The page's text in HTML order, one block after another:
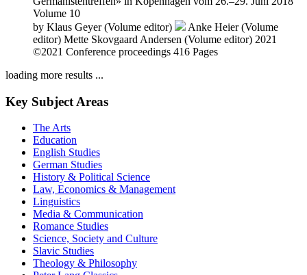
Volume 10
by Klaus Geyer (Volume editor)
Anke Heier (Volume
editor) Mette Skovgaard Andersen (Volume editor) 2021
©2021 Conference proceedings 416 Pages
loading more results ...
Key Subject Areas
The Arts
Education
English Studies
German Studies
History & Political Science
Law, Economics & Management
Linguistics
Media & Communication
Romance Studies
Science, Society and Culture
Slavic Studies
Theology & Philosophy